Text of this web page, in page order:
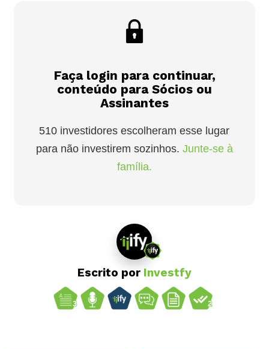
Faça login para continuar,
conteúdo para Sócios ou
Assinantes
510 investidores escolheram esse lugar
para não investirem sozinhos. Junte-se à
família.
Escrito por Investfy